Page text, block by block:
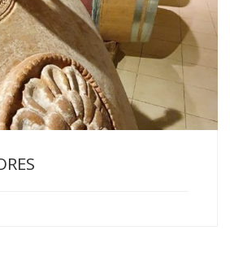
ONT FAIT LEUR APPARITION DANS NOS